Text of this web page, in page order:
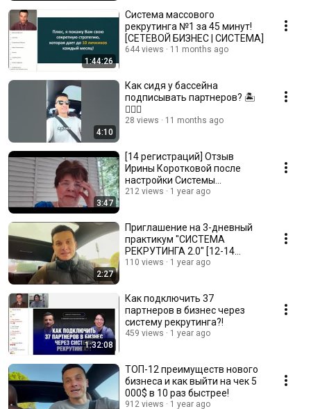
1:44:26
Система маccовoго
рекрутинга №1 за 45 минут!
[СЕТЕВОЙ БИЗНЕС | СИСТЕМА]
644 views 11 months ago
4:10
Как сидя у бассейна
подписывать партнеров? 🏝️
🤷🏻‍♂️
28 views 11 months ago
3:47
[14 регистраций] Отзыв
Ирины Коротковой после
настройки Системы
Рекрутинга!
212 views 1 year ago
2:27
Приглашение на 3-дневный
пpaктикум "СИCТEМА
РЕКРУТИНГА 2.0" [12-14
Марта]
110 views 1 year ago
1:32:08
Как подключить 37
пapтнеров в бизнec через
систeмy peкрутинга?!
459 views 1 year ago
ТОП-12 преимуществ нового
бизнеса и как выйти на чек 5
000$ в 10 раз быстрее!
912 views 1 year ago